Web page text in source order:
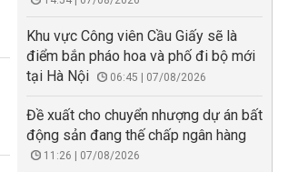
Khu vực Công viên Cầu Giấy sẽ là
điểm bắn pháo hoa và phố đi bộ mới
tại Hà Nội
06:45 | 07/08/2026
Đề xuất cho chuyển nhượng dự án bất
động sản đang thế chấp ngân hàng
11:26 | 07/08/2026